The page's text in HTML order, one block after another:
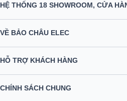
HỆ THỐNG 18 SHOWROOM, CỬA
VỀ BẢO CHÂU ELEC
HỖ TRỢ KHÁCH HÀNG
CHÍNH SÁCH CHUNG